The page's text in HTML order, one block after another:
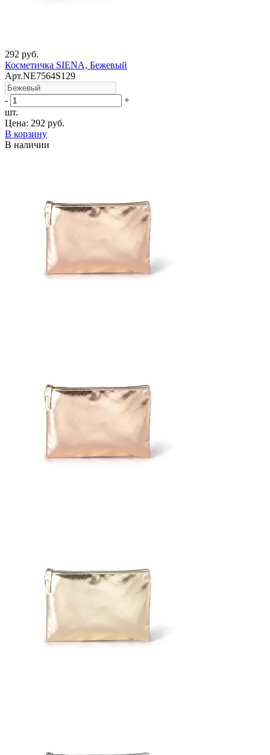
292 руб.
Косметичка SIENA, Бежевый
Арт.NE7564S129
-
+
шт.
Цена: 292 руб.
В корзину
В наличии